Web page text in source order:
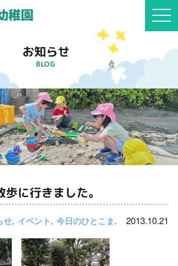
お知らせ
BLOG
歩に行きました。
せ イベント 今日のひとこま 2013.10.21